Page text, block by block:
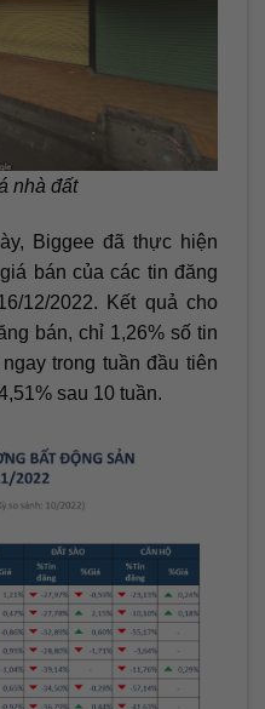
nhà đất
Biggee đã thực hiện
bán của các tin đăng
12/2022. Kết quả cho
bán, chỉ 1,26% số tin
trong tuần đầu tiên
sau 10 tuần.